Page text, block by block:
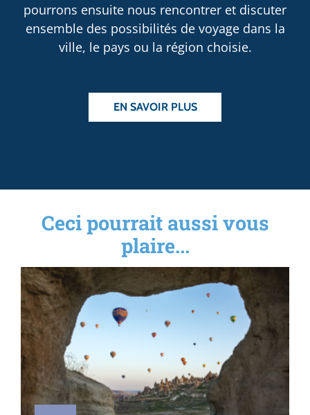
pourrons ensuite nous rencontrer et discuter
ensemble des possibilités de voyage dans la
ville, le pays ou la région choisie.
EN SAVOIR PLUS
Ceci pourrait aussi vous
plaire...